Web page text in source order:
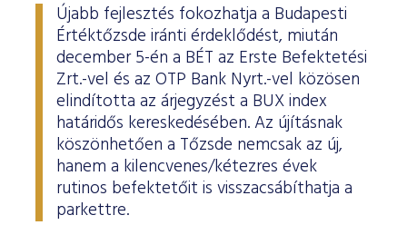
Újabb fejlesztés fokozhatja a Budapesti
Értéktőzsde iránti érdeklődést, miután
december 5-én a BÉT az Erste Befektetési
Zrt.-vel és az OTP Bank Nyrt.-vel közösen
elindította az árjegyzést a BUX index
határidős kereskedésében. Az újításnak
köszönhetően a Tőzsde nemcsak az új,
hanem a kilencvenes/kétezres évek
rutinos befektetőit is visszacsábíthatja a
parkettre.